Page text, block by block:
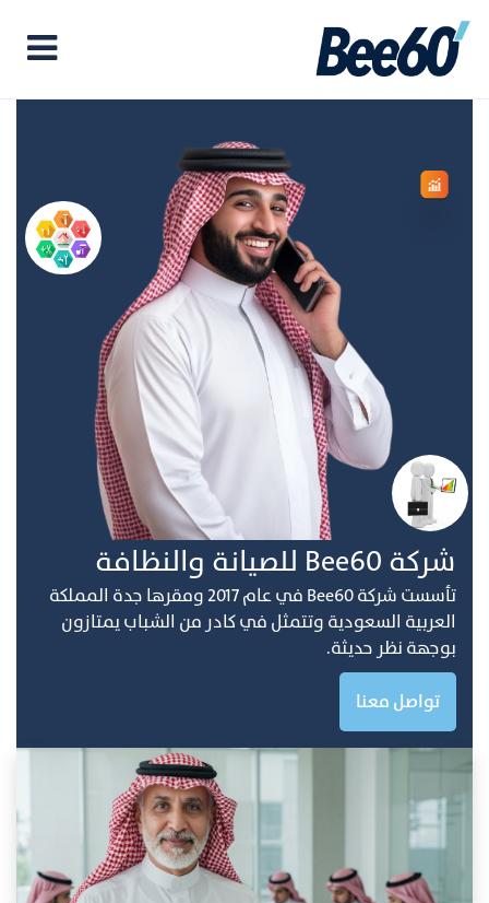
ﺷﺮﻛﺔ Bee60 ﻟﻠﺼﻴﺎﻧﺔ واﻟﻨﻈﺎفة
ﺗﺄﺳﺴﺖ ﺷﺮﻛﺔ Bee60 ﻓﻲ ﻋﺎم 2017 وﻣﻘﺮﻫﺎ ﺟﺪة اﻟﻤﻤﻠﻜﺔ
اﻟﻌﺮﺑﻴﺔ اﻟﺴﻌﻮدﻳﺔ وﺗﺘﻤﺜﻞ ﻓﻲ ﻛﺎدر ﻣﻦ اﻟﺸﺒﺎب ﻳﻤﺘﺎزون
ﺑﻮﺟﻬﺔ ﻧﻈﺮ ﺣﺪﻳﺜﺔ.
تواصل معنا